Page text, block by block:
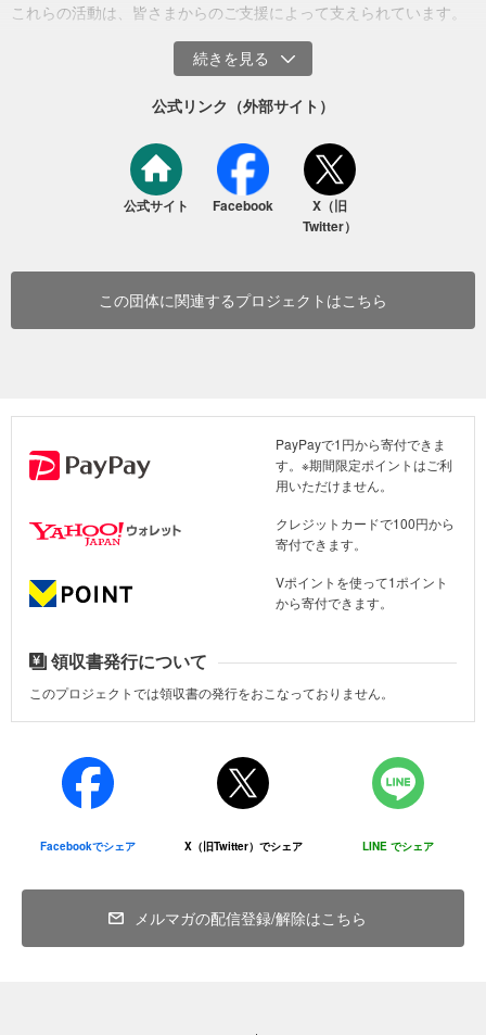
これらの活動は、皆さまからのご支援によって支えられています。
公式リンク（外部サイト）
公式サイト Facebook
X（旧
Twitter）
この団体に関連するプロジェクトはこちら
PayPayで1円から寄付できま
す。※期間限定ポイントはご利
用いただけません。
クレジットカードで100円から
寄付できます。
Vポイントを使って1ポイント
から寄付できます。
領収書発行について
このプロジェクトでは領収書の発行をおこなっておりません。
Facebookでシェア X（旧Twitter）でシェア LINE でシェア
メルマガの配信登録/解除はこちら